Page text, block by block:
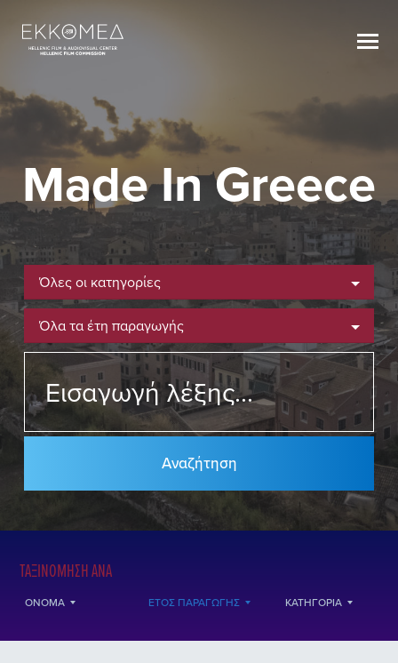
Made In Greece
Όλες οι κατηγορίες
Όλα τα έτη παραγωγής
ΤΑΞΙΝΌΜΗΣΗ ΑΝΆ
ΌΝΟΜΑ ΈΤΟΣ ΠΑΡΑΓΩΓΉΣ ΚΑΤΗΓΟΡΊΑ